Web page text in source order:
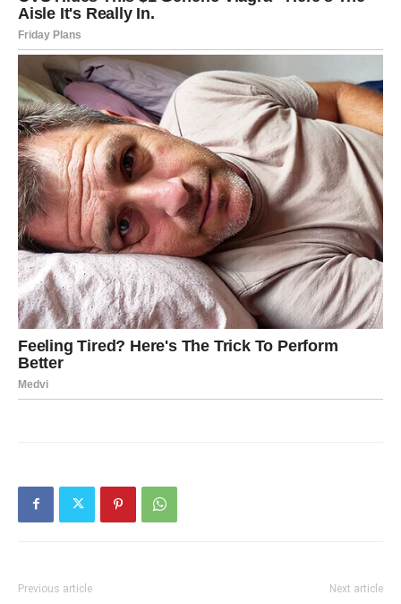
Previous article Next article